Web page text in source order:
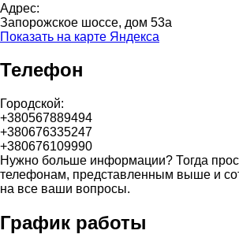
Адрес:
Запорожское шоссе, дом 53а
Показать на карте Яндекса
Телефон
Городской:
+380567889494
+380676335247
+380676109990
Нужно больше информации? Тогда
телефонам, представленным выше и
на все ваши вопросы.
График работы